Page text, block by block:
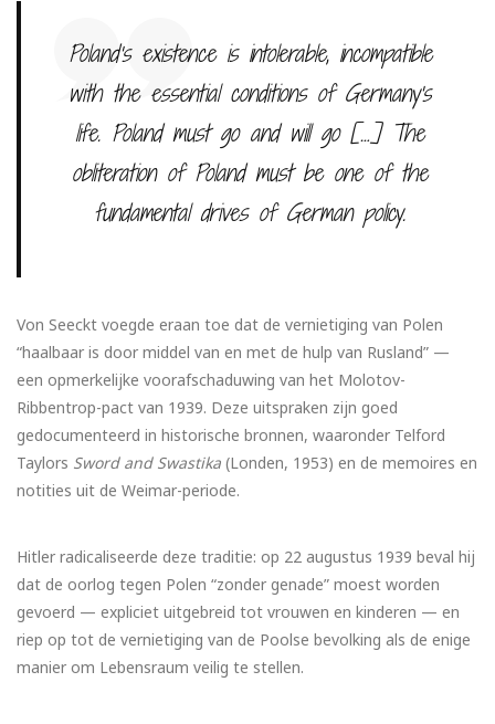
Poland’s existence is intolerable, incompatible
with the essential conditions of Germany’s
life. Poland must go and will go […] The
obliteration of Poland must be one of the
fundamental drives of German policy.
Von Seeckt voegde eraan toe dat de vernietiging van Polen
“haalbaar is door middel van en met de hulp van Rusland” —
een opmerkelijke voorafschaduwing van het Molotov-
Ribbentrop-pact van 1939. Deze uitspraken zijn goed
gedocumenteerd in historische bronnen, waaronder Telford
Taylors Sword and Swastika (Londen, 1953) en de memoires en
notities uit de Weimar-periode.
Hitler radicaliseerde deze traditie: op 22 augustus 1939 beval hij
dat de oorlog tegen Polen “zonder genade” moest worden
gevoerd — expliciet uitgebreid tot vrouwen en kinderen — en
riep op tot de vernietiging van de Poolse bevolking als de enige
manier om Lebensraum veilig te stellen.